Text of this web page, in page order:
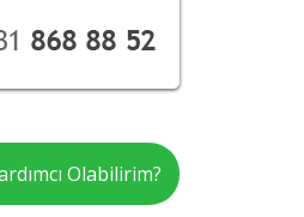
Olabilirim?